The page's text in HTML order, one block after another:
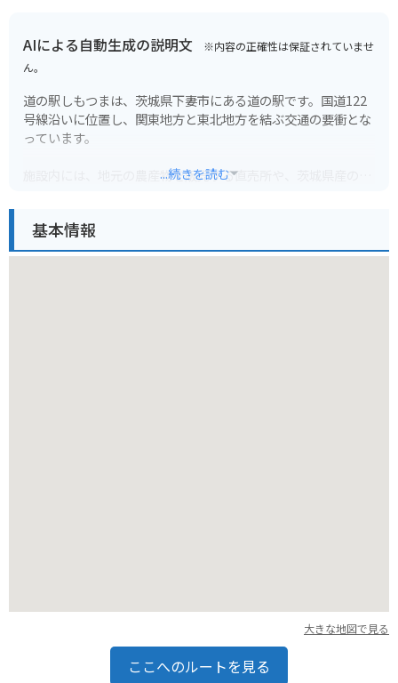
AIによる自動生成の説明文 ※内容の正確性は保証されていませ
ん。
道の駅しもつまは、茨城県下妻市にある道の駅です。国道122
号線沿いに位置し、関東地方と東北地方を結ぶ交通の要衝とな
っています。
施設内には、地元の農産物を販売する直売所や、茨城県産の食
鮮な梨を使ったスイーツなども楽しめます。また、観光案内所
も併設されており、周辺の観光スポットの情報収集も可能で
...続きを読む
基本情報
大きな地図で見る
ここへのルートを見る